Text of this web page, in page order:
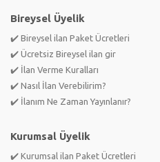
Bireysel Üyelik
✔️ Bireysel ilan Paket Ücretleri
✔️ Ücretsiz Bireysel ilan gir
✔️ İlan Verme Kuralları
✔️ Nasıl İlan Verebilirim?
✔️ İlanım Ne Zaman Yayınlanır?
Kurumsal Üyelik
✔️ Kurumsal ilan Paket Ücretleri